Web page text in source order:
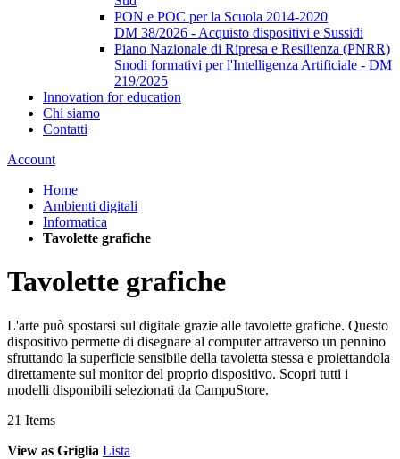
PON e POC per la Scuola 2014-2020
DM 38/2026 - Acquisto dispositivi e Sussidi
Piano Nazionale di Ripresa e Resilienza (PNRR)
Snodi formativi per l'Intelligenza Artificiale - DM
219/2025
Innovation for education
Chi siamo
Contatti
Account
Home
Ambienti digitali
Informatica
Tavolette grafiche
Tavolette grafiche
L'arte può spostarsi sul digitale grazie alle tavolette grafiche. Questo
dispositivo permette di disegnare al computer attraverso un pennino
sfruttando la superficie sensibile della tavoletta stessa e proiettandola
direttamente sul monitor del proprio dispositivo. Scopri tutti i
modelli disponibili selezionati da CampuStore.
21 Items
View as Griglia Lista